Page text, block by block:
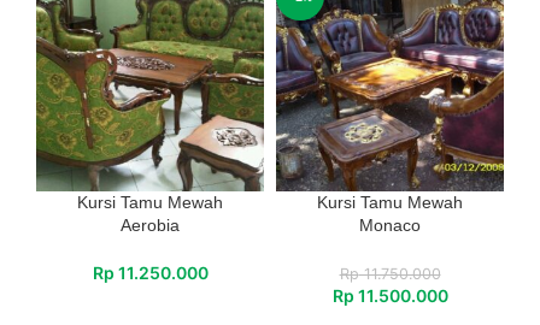
Kursi Tamu Mewah
Aerobia
Rp 11.250.000
Kursi Tamu Mewah
Monaco
Rp11.750.000
Rp 11.500.000